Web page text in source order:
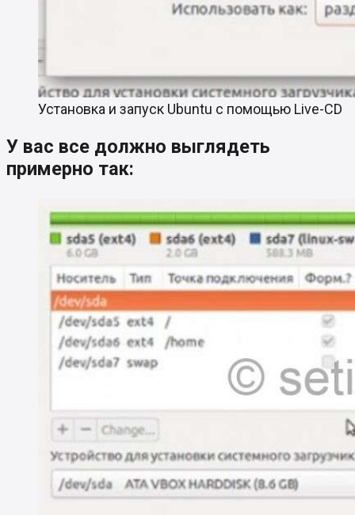
Установка и запуск Ubuntu с помощью Live-CD
У вас все должно выглядеть
примерно так: